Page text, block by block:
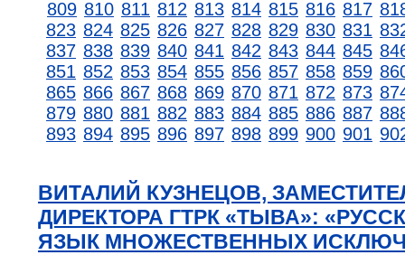
809 810 811 812 813 814 815 816 817
823 824 825 826 827 828 829 830 831
837 838 839 840 841 842 843 844 845
851 852 853 854 855 856 857 858 859
865 866 867 868 869 870 871 872 873
879 880 881 882 883 884 885 886 887
893 894 895 896 897 898 899 900 901
ВИТАЛИЙ КУЗНЕЦОВ,
ДИРЕКТОРА ГТРК «ТЫВА»:
ЯЗЫК МНОЖЕСТВЕННЫХ